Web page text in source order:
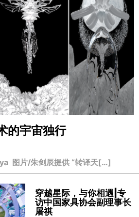
的宇宙独行
图片/朱剑辰提供 “转译天[…]
穿越星际，与你相遇|专
访中国家具协会副理事长
屠祺